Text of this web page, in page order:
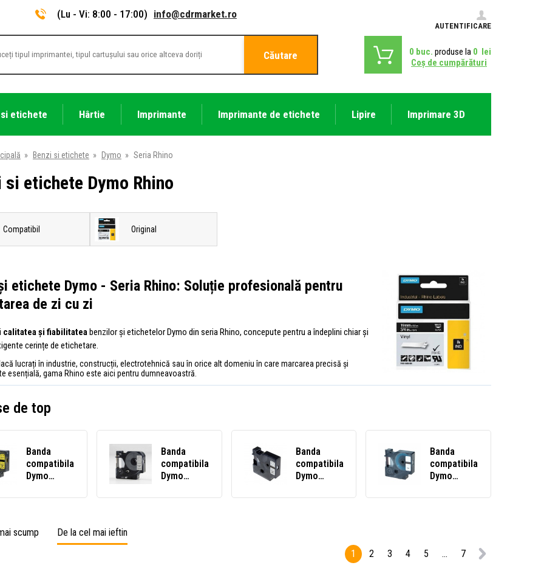
(Lu - Vi: 8:00 - 17:00) info@cdrmarket.ro
AUTENTIFICARE
Căutare 0 buc. produse la 0 lei
Coş de cumpărături
etichete Hârtie Imprimante Imprimante de etichete Lipire Imprimare 3D
» Benzi si etichete » Dymo » Seria Rhino
si etichete Dymo Rhino
Compatibil Original
etichete Dymo - Seria Rhino: Soluție profesională pentru
de zi cu zi
calitatea și fiabilitatea benzilor și etichetelor Dymo din seria Rhino, concepute pentru a îndeplini chiar și
cerințe de etichetare.
lucrați în industrie, construcții, electrotehnică sau în orice alt domeniu în care marcarea precisă și
esențială, gama Rhino este aici pentru dumneavoastră.
de top
Banda
compatibila
Dymo
S0718310,
negru /
Banda
compatibila
Dymo
12mm x 5,
Banda
compatibila
Dymo
S0718260
Banda
compatibila
Dymo
S0718100,
fundal alb,
nailon flexi
scump
De la cel mai ieftin
1
2 3 4 5 ... 7